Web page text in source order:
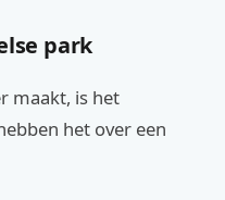
park
maakt, is het
het over een